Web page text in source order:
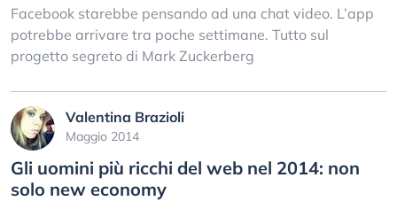
Facebook starebbe pensando ad una chat video. L’app
potrebbe arrivare tra poche settimane. Tutto sul
progetto segreto di Mark Zuckerberg
Valentina Brazioli
Maggio 2014
Gli uomini più ricchi del web nel 2014: non
solo new economy